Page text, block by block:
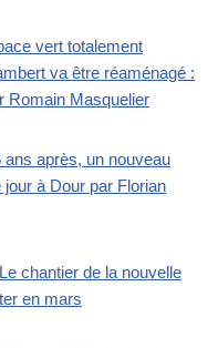
vert totalement
va être réaménagé :
Romain Masquelier
ans après, un nouveau
à Dour par Florian
Le chantier de la nouvelle
en mars